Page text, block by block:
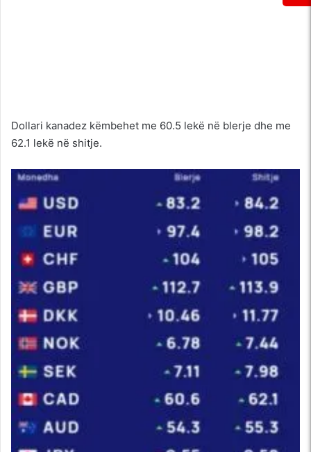
Dollari kanadez këmbehet me 60.5 lekë në blerje dhe me
62.1 lekë në shitje.